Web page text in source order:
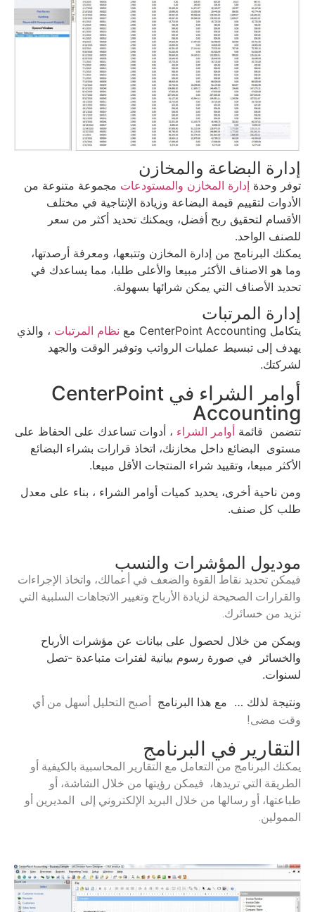
إدارة البضاعة والمخازن
توفر وحدة إدارة المخازن والمستودعاتمجموعة متنوعة من
الأدوات لتقييم قيمة البضاعة وزيادة الإنتاجية في مختلف
الأقسام لتحقيق ربح أفضل، ويمكنك تحديد أكثر من سعر
للصنف الواحد.
يمكنك البرنامج من إدارة المخازن وتتبعها، ومعرفة أرصدتها،
وما هو الاصناف الأكثر مبيعا والأعلى طلبا، مما يساعدك في
تحديد الأصناف التي يمكن شرائها بسهولة.
إدارة المرتبات
يتكامل CenterPoint Accounting مع نظام المرتبات، والذي
يهدف إلى تبسيط عمليات الرواتب وتوفير الوقت والجهد
لشركتك.
أوامر الشراء في CenterPoint
Accounting
تتضمن قائمة أوامر الشراء، أدوات تساعدك على الحفاظ على
مستوى البضائع داخل مخازنك، اتخاذ قرارات بشراء البضائع
الأكثر مبيعا، وتقييد شراء المنتجات الأقل مبيعا.
ومن ناحية أخرى، يحديد كميات أوامر الشراء ، بناء على معدل
طلب كل صنف.
موديول المؤشرات والنسب
فيمكن تحديد نقاط القوة والضعف في أعمالك، واتخاذ الإجراءات
والقرارات الصحيحة لزيادة الأرباح وتغيير الاتجاهات السلبية التي
تزيد من خسائرك.
ويمكن من خلال لحصول على بيانات عن مؤشرات الأرباح
والخسائر في صورة رسوم بيانية لفترات متباعدة -تصل
لسنوات.
ونتيجة لذلك … مع هذا البرنامج أصبح التحليل أسهل من أي
وقت مضى!
التقارير في البرنامج
يمكنك البرنامج من التعامل مع التقارير المحاسبية بالكيفية أو
الطريقة التي تريدها، فيمكن رؤيتها من خلال الشاشة، أو
طباعتها، أو رسالها من خلال البريد الإلكتروني إلى المديرين أو
الممولين.